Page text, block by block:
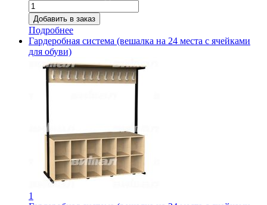
Подробнее
Гардеробная система (вешалка на 24 места с ячейками
для обуви)
1